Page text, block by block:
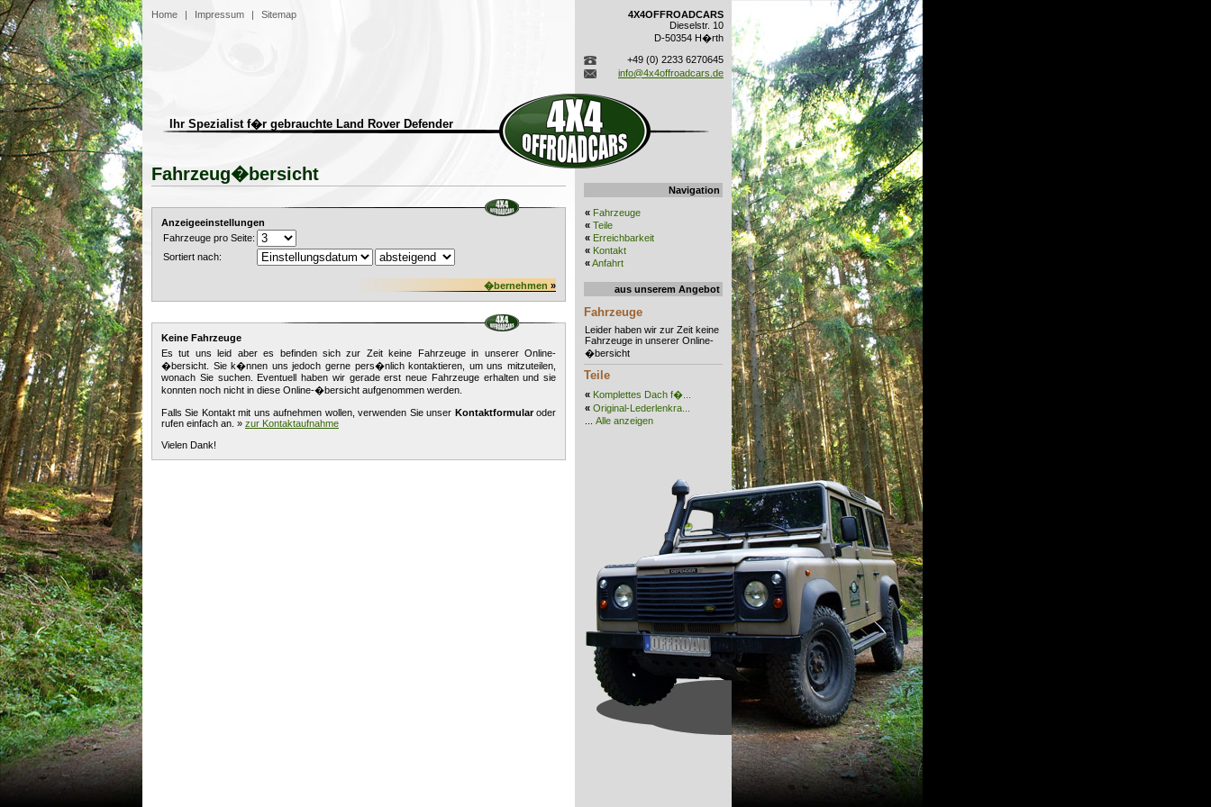
Home | Impressum | Sitemap
Ihr Spezialist f�r gebrauchte Land Rover Defender
Fahrzeug�bersicht
Anzeigeeinstellungen
Fahrzeuge pro Seite:
Sortiert nach:
�bernehmen »
Keine Fahrzeuge
Es tut uns leid aber es befinden sich zur Zeit keine Fahrzeuge in unserer Online-
�bersicht. Sie k�nnen uns jedoch gerne pers�nlich kontaktieren, um uns mitzuteilen,
wonach Sie suchen. Eventuell haben wir gerade erst neue Fahrzeuge erhalten und sie
konnten noch nicht in diese Online-�bersicht aufgenommen werden.
Falls Sie Kontakt mit uns aufnehmen wollen, verwenden Sie unser Kontaktformularoder
rufen einfach an. » zur Kontaktaufnahme
Vielen Dank!
4X4OFFROADCARS
Dieselstr. 10
D-50354 H�rth
+49 (0) 2233 6270645
info@4x4offroadcars.de
Navigation
« Fahrzeuge
« Teile
« Erreichbarkeit
« Kontakt
«Anfahrt
aus unserem Angebot
Fahrzeuge
Leider haben wir zur Zeit keine
Fahrzeuge in unserer Online-
�bersicht
Teile
« Komplettes Dach f�...
« Original-Lederlenkra...
Alle anzeigen